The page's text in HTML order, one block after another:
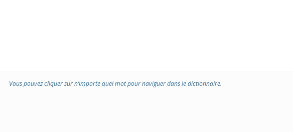
Vous pouvez cliquer sur n’importe quel mot pour naviguer dans le dictionnaire.